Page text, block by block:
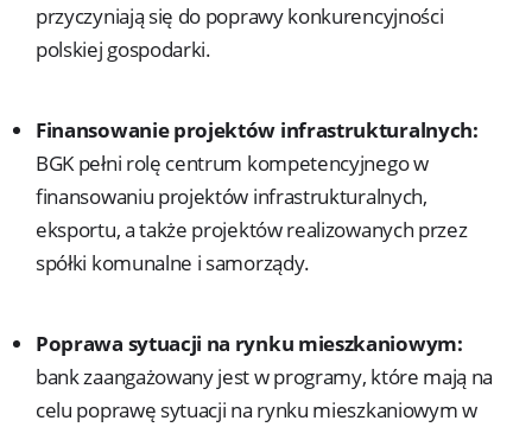
przyczyniają się do poprawy konkurencyjności
polskiej gospodarki.
Finansowanie projektów infrastrukturalnych:
BGK pełni rolę centrum kompetencyjnego w
finansowaniu projektów infrastrukturalnych,
eksportu, a także projektów realizowanych przez
spółki komunalne i samorządy.
Poprawa sytuacji na rynku mieszkaniowym:
bank zaangażowany jest w programy, które mają na
celu poprawę sytuacji na rynku mieszkaniowym w